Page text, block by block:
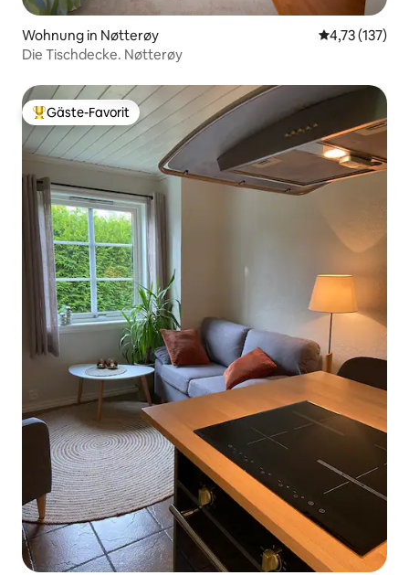
Wohnung in Nøtterøy
4,73 (137)
Die Tischdecke. Nøtterøy
Beliebter Gäste-Favorit.
Gäste-Favorit